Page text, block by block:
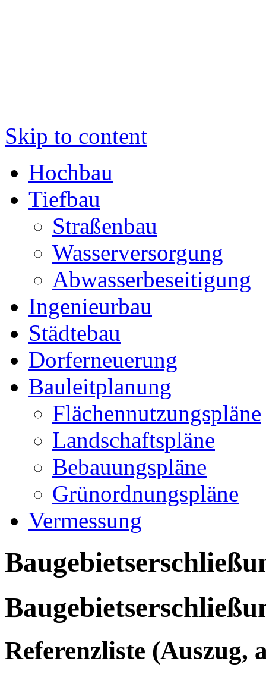
Skip to content
Hochbau
Tiefbau
Straßenbau
Wasserversorgung
Abwasserbeseitigung
Ingenieurbau
Städtebau
Dorferneuerung
Bauleitplanung
Flächennutzungspläne
Landschaftspläne
Bebauungspläne
Grünordnungspläne
Vermessung
Referenzliste (Auszug,